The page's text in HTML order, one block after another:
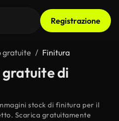
Registrazione
gratuite Finitura
di
stock di finitura per il
Scarica gratuitamente